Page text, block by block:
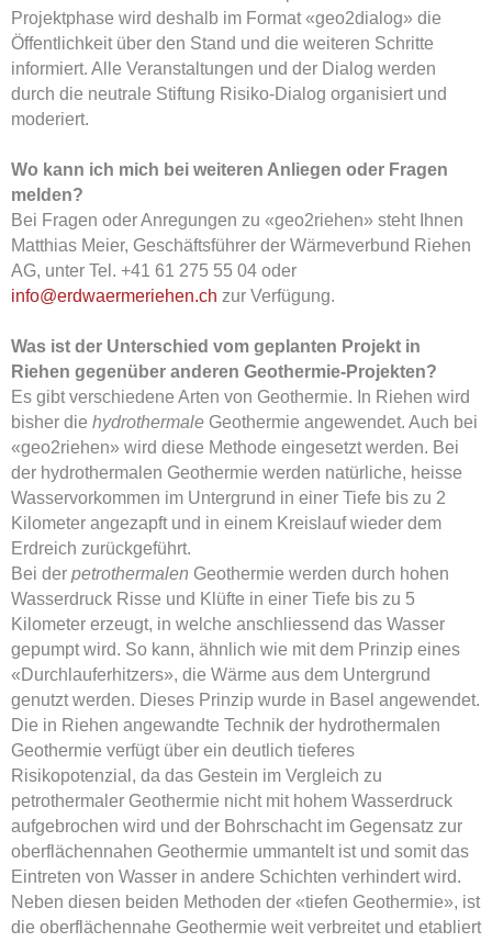
Projektphase wird deshalb im Format «geo2dialog» die
Öffentlichkeit über den Stand und die weiteren Schritte
informiert. Alle Veranstaltungen und der Dialog werden
durch die neutrale Stiftung Risiko-Dialog organisiert und
moderiert.
Wo kann ich mich bei weiteren Anliegen oder Fragen
melden?
Bei Fragen oder Anregungen zu «geo2riehen» steht Ihnen
Matthias Meier, Geschäftsführer der Wärmeverbund Riehen
AG, unter Tel. +41 61 275 55 04 oder
info@erdwaermeriehen.ch zur Verfügung.
Was ist der Unterschied vom geplanten Projekt in
Riehen gegenüber anderen Geothermie-Projekten?
Es gibt verschiedene Arten von Geothermie. In Riehen wird
bisher die hydrothermale Geothermie angewendet. Auch bei
«geo2riehen» wird diese Methode eingesetzt werden. Bei
der hydrothermalen Geothermie werden natürliche, heisse
Wasservorkommen im Untergrund in einer Tiefe bis zu 2
Kilometer angezapft und in einem Kreislauf wieder dem
Erdreich zurückgeführt.
Bei der petrothermalen Geothermie werden durch hohen
Wasserdruck Risse und Klüfte in einer Tiefe bis zu 5
Kilometer erzeugt, in welche anschliessend das Wasser
gepumpt wird. So kann, ähnlich wie mit dem Prinzip eines
«Durchlauferhitzers», die Wärme aus dem Untergrund
genutzt werden. Dieses Prinzip wurde in Basel angewendet.
Die in Riehen angewandte Technik der hydrothermalen
Geothermie verfügt über ein deutlich tieferes
Risikopotenzial, da das Gestein im Vergleich zu
petrothermaler Geothermie nicht mit hohem Wasserdruck
aufgebrochen wird und der Bohrschacht im Gegensatz zur
oberflächennahen Geothermie ummantelt ist und somit das
Eintreten von Wasser in andere Schichten verhindert wird.
Neben diesen beiden Methoden der «tiefen Geothermie», ist
die oberflächennahe Geothermie weit verbreitet und etabliert